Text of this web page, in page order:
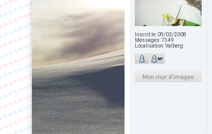
Inscrit le: 09/02/2008
Messages:7349
Localisation:Valberg